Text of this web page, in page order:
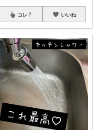
コレ いいね